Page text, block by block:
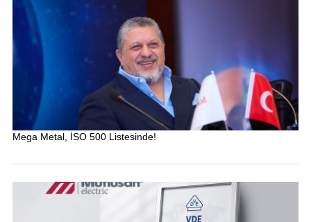
Mega Metal, İSO 500 Listesinde!